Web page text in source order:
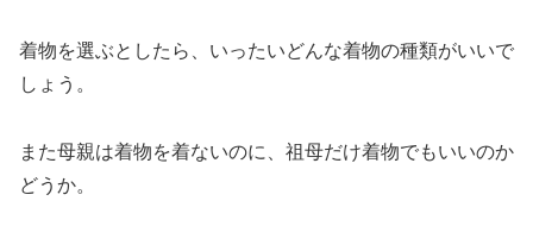
着物を選ぶとしたら、いったいどんな着物の種類がいいで
しょう。
また母親は着物を着ないのに、祖母だけ着物でもいいのか
どうか。